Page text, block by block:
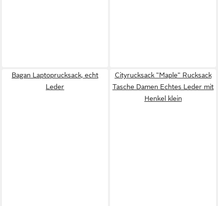
Bagan Laptoprucksack, echt
Leder
Cityrucksack "Maple" Rucksack
Tasche Damen Echtes Leder mit
Henkel klein